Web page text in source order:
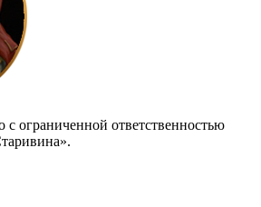
ограниченной ответственностью